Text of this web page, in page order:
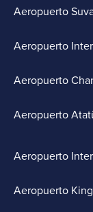
Aeropuerto
Aeropuerto
Aeropuerto
Aeropuerto
Aeropuerto
Aeropuerto